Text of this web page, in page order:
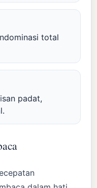
total
padat,